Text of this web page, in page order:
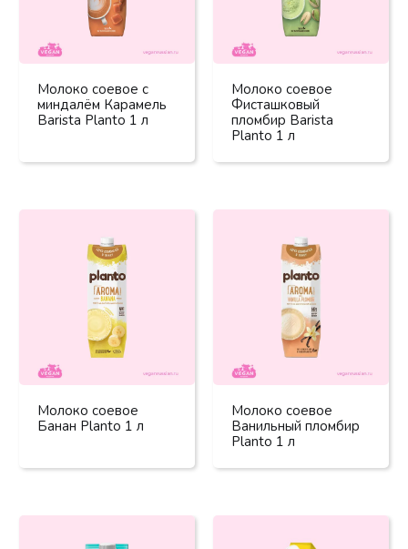
Молоко соевое с
миндалём Карамель
Barista Planto 1 л
Молоко соевое
Фисташковый
пломбир Barista
Planto 1 л
Молоко соевое
Банан Planto 1 л
Молоко соевое
Ванильный пломбир
Planto 1 л